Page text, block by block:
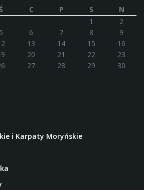
C P S
N
1
2
5 6 7 8
9
13 14 15
16
20 21 22
23
27 28 29
30
i Karpaty Moryńskie